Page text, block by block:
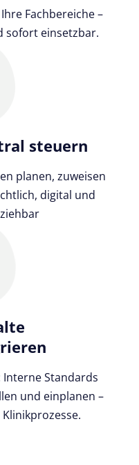
sofort einsetzbar.
steuern
planen, zuweisen
– übersichtlich, digital und
Interne Standards